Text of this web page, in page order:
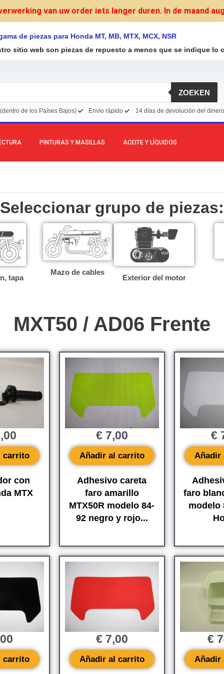
van uw order iets langer duren. In de maand
de piezas para Honda MT, MB, MTX, MCX, NSR
sitio web son piezas de repuesto a menos que se indique lo
ZOEKEN
de los Países Bajos) Envío rápido 14 días de devolución del dinero
PINTURAS Y MASILLAS ACEITE Y LÍQUIDOS
Seleccionar grupo de piezas:
tapa
Mazo de cables
Exterior del motor
MXT50 / AD06 Frente
con
MTX
carrito
Adhesivo careta
faro amarillo
MTX50R modelo 84-
92 negro y rojo...
€7,00
Añadir al carrito
faro
modelo
€
Añadir
carrito
€7,00
Añadir al carrito
€
Añadir